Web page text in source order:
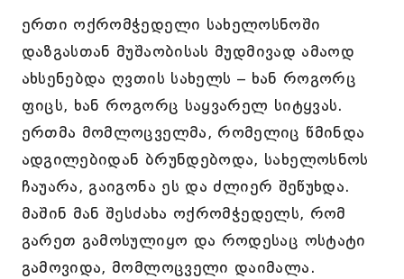
ერთი ოქრომჭედელი სახელოსნოში
დაზგასთან მუშაობისას მუდმივად ამაოდ
ახსენებდა ღვთის სახელს – ხან როგორც
ფიცს, ხან როგორც საყვარელ სიტყვას.
ერთმა მომლოცველმა, რომელიც წმინდა
ადგილებიდან ბრუნდებოდა, სახელოსნოს
ჩაუარა, გაიგონა ეს და ძლიერ შეწუხდა.
მაშინ მან შესძახა ოქრომჭედელს, რომ
გარეთ გამოსულიყო და როდესაც ოსტატი
გამოვიდა, მომლოცველი დაიმალა.